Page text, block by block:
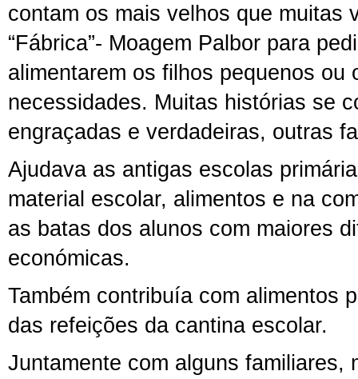
contam os mais velhos que muitas
“Fábrica”- Moagem Palbor para
alimentarem os filhos pequenos ou
necessidades. Muitas histórias se
engraçadas e verdadeiras, outras
Ajudava as antigas escolas
material escolar, alimentos e na
as batas dos alunos com maiores
económicas.
Também contribuía com alimentos
das refeições da cantina escolar.
Juntamente com alguns familiares,